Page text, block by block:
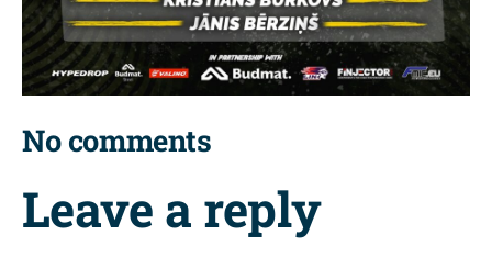
No comments
Leave a reply